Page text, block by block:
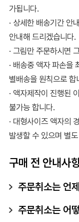
가됩니다.
· 상세한 배송기간 안
안내해 드리겠습니다.
· 그림만 주문하시면
· 배송중 액자 파손을
별배송을 원칙으로 합
· 액자제작이 진행된
불가능 합니다.
· 대형사이즈 액자의
발생할 수 있으며 별
구매 전 안내사
주문취소는 언
주문취소는 어